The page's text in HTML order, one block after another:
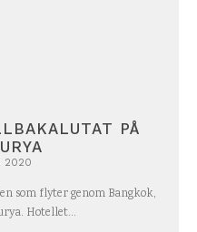
PÅ
2020
som flyter genom Bangkok,
Hotellet...